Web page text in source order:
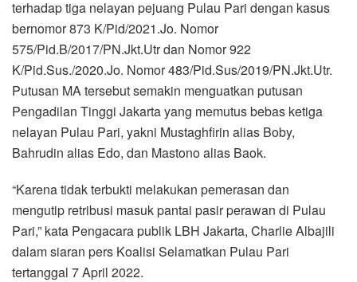
terhadap tiga nelayan pejuang Pulau Pari dengan kasus
bernomor 873 K/Pid/2021.Jo. Nomor
575/Pid.B/2017/PN.Jkt.Utr dan Nomor 922
K/Pid.Sus./2020.Jo. Nomor 483/Pid.Sus/2019/PN.Jkt.Utr.
Putusan MA tersebut semakin menguatkan putusan
Pengadilan Tinggi Jakarta yang memutus bebas ketiga
nelayan Pulau Pari, yakni Mustaghfirin alias Boby,
Bahrudin alias Edo, dan Mastono alias Baok.
“Karena tidak terbukti melakukan pemerasan dan
mengutip retribusi masuk pantai pasir perawan di Pulau
Pari,” kata Pengacara publik LBH Jakarta, Charlie Albajili
dalam siaran pers Koalisi Selamatkan Pulau Pari
tertanggal 7 April 2022.